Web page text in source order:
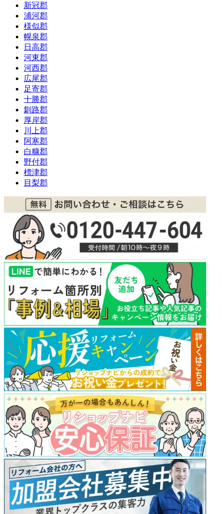
新冠郡
浦河郡
様似郡
幌泉郡
日高郡
河東郡
河西郡
広尾郡
足寄郡
十勝郡
釧路郡
厚岸郡
川上郡
阿寒郡
白糠郡
野付郡
標津郡
目梨郡